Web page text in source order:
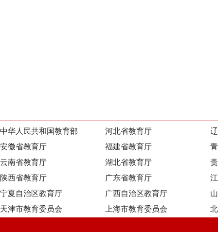
中华人民共和国教育部 河北省教育厅
安徽省教育厅
福建省教育厅
云南省教育厅
湖北省教育厅
陕西省教育厅
广东省教育厅
宁夏自治区教育厅
广西自治区教育厅
天津市教育委员会
上海市教育委员会